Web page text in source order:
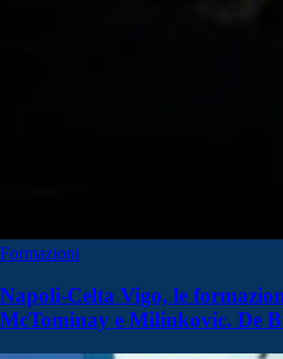
Formazioni
Napoli-Celta Vigo, le
McTominay e Milinkovic. De